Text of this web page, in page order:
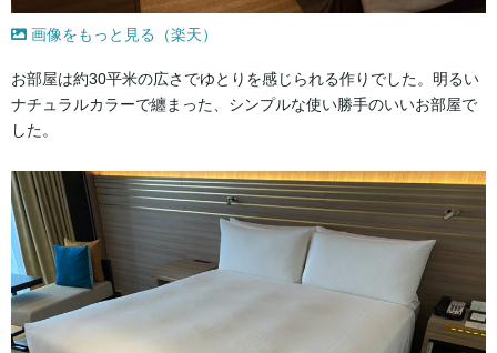
画像をもっと見る（楽天）
お部屋は約30平米の広さでゆとりを感じられる作りでした。明るい
ナチュラルカラーで纏まった、シンプルな使い勝手のいいお部屋で
した。